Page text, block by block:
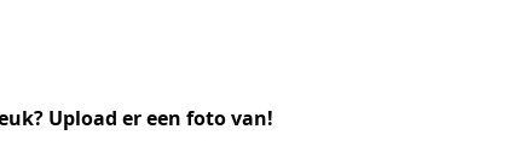
Upload er een foto van!